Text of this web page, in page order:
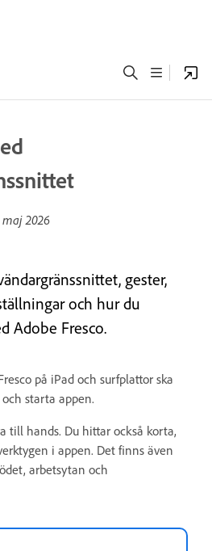
maj 2026
gester,
och hur du
Adobe Fresco.
på iPad och surfplattor ska
och starta appen.
till hands. Du hittar också korta,
i appen. Det finns även
arbetsytan och